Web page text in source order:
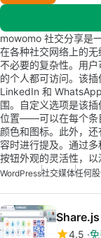
mowomo 社交分享是
在各种社交网络上的
不必要的复杂性。用
的个人都可访问。该
LinkedIn 和
围。自定义选项是该
位置——可以在每个条
颜色和图标。此外，
容时进行提及。通过
按钮外观的灵活性，以
WordPress社交媒体任何
Share.js
4.5